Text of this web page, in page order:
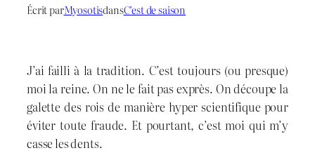
Écrit parMyosotisdansC’est de saison
J’ai failli à la tradition. C’est toujours (ou presque)
moi la reine. On ne le fait pas exprès. On découpe la
galette des rois de manière hyper scientifique pour
éviter toute fraude. Et pourtant, c’est moi qui m’y
casse les dents.